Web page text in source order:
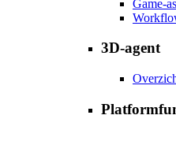
Game-
3D-agent